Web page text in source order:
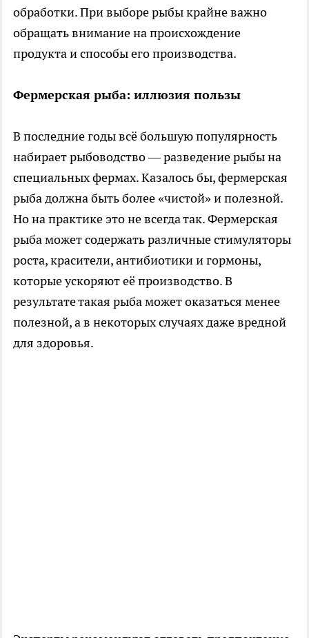
обработки. При выборе рыбы крайне важно
обращать внимание на происхождение
продукта и способы его производства.
Фермерская рыба: иллюзия пользы
В последние годы всё большую популярность
набирает рыбоводство — разведение рыбы на
специальных фермах. Казалось бы, фермерская
рыба должна быть более «чистой» и полезной.
Но на практике это не всегда так. Фермерская
рыба может содержать различные стимуляторы
роста, красители, антибиотики и гормоны,
которые ускоряют её производство. В
результате такая рыба может оказаться менее
полезной, а в некоторых случаях даже вредной
для здоровья.